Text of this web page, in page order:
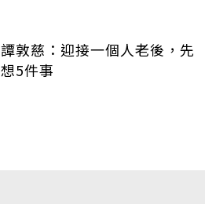
譚敦慈：迎接一個人老後，先
想5件事